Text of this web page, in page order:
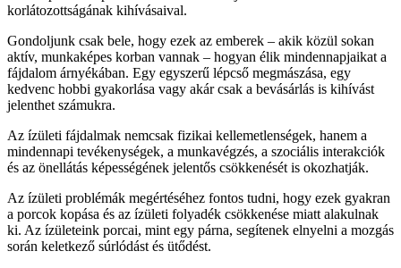
korlátozottságának kihívásaival.
Gondoljunk csak bele, hogy ezek az emberek – akik közül sokan
aktív, munkaképes korban vannak – hogyan élik mindennapjaikat a
fájdalom árnyékában. Egy egyszerű lépcső megmászása, egy
kedvenc hobbi gyakorlása vagy akár csak a bevásárlás is kihívást
jelenthet számukra.
Az ízületi fájdalmak nemcsak fizikai kellemetlenségek, hanem a
mindennapi tevékenységek, a munkavégzés, a szociális interakciók
és az önellátás képességének jelentős csökkenését is okozhatják.
Az ízületi problémák megértéséhez fontos tudni, hogy ezek gyakran
a porcok kopása és az ízületi folyadék csökkenése miatt alakulnak
ki. Az ízületeink porcai, mint egy párna, segítenek elnyelni a mozgás
során keletkező súrlódást és ütődést.